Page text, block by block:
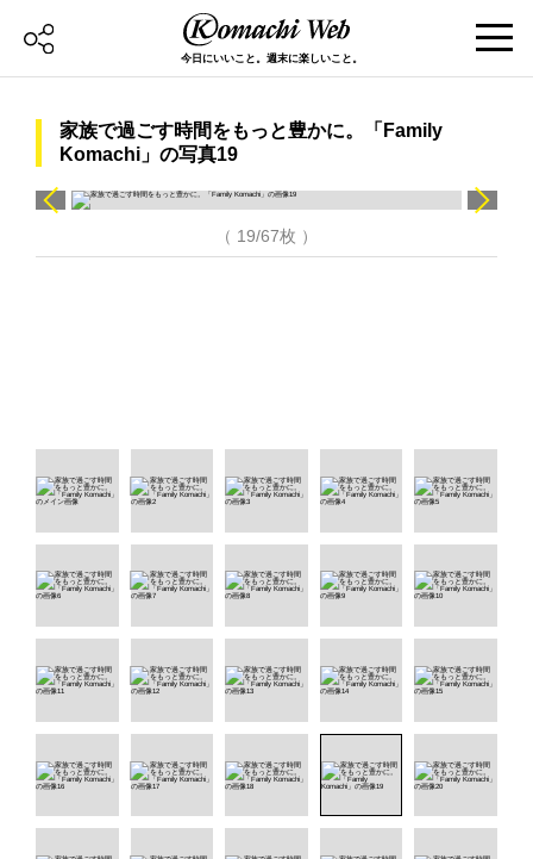
今日にいいこと。週末に楽しいこと。
家族で過ごす時間をもっと豊かに。「Family
Komachi」の写真19
（ 19/67枚 ）